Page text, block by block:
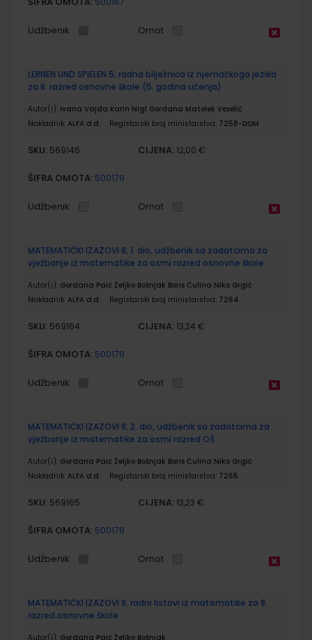
Udžbenik Omot
LERNEN UND SPIELEN 5; radna bilježnica iz njemačkoga jezika
za 8. razred osnovne škole (5. godina učenja)
Autor(i): Ivana Vajda Karin Nigl Gordana Matolek Veselić
Nakladnik: ALFA d.d. Registarski broj ministarstva: 7258-DOM
SKU: 569146 CIJENA: 12,00 €
ŠIFRA OMOTA: 500179
Udžbenik Omot
MATEMATIČKI IZAZOVI 8; 1. dio, udžbenik sa zadatcima za
vježbanje iz matematike za osmi razred osnovne škole
Autor(i): Gordana Paić Željko Bošnjak Boris Čulina Niko Grgić
Nakladnik: ALFA d.d. Registarski broj ministarstva: 7264
SKU: 569164 CIJENA: 13,24 €
ŠIFRA OMOTA: 500179
Udžbenik Omot
MATEMATIČKI IZAZOVI 8; 2. dio, udžbenik sa zadatcima za
vježbanje iz matematike za osmi razred OŠ
Autor(i): Gordana Paić Željko Bošnjak Boris Čulina Niko Grgić
Nakladnik: ALFA d.d. Registarski broj ministarstva: 7265
SKU: 569165 CIJENA: 13,23 €
ŠIFRA OMOTA: 500179
Udžbenik Omot
MATEMATIČKI IZAZOVI 8; radni listovi iz matematike za 8.
razred osnovne škole
Autor(i): Gordana Paić Željko Bošnjak